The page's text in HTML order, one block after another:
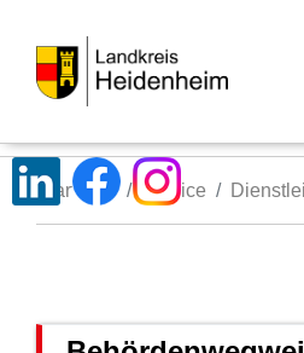
Startseite Service